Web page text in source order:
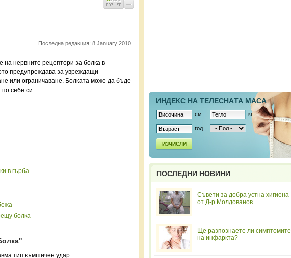
Последна редакция: 8 January 2010
на нервните рецептори за болка в
предупреждава за увреждащи
или ограничаване. Болката може да бъде
себе си.
в гърба
болка
тип къмшичен удар
ИНДЕКС НА ТЕЛЕСНAТА МАСА
см кг.
год.
ИЗЧИСЛИ
ПОСЛЕДНИ НОВИНИ
Съвети за добра устна хигиена
от Д-р Молдованов
Ще разпознаете ли симптомите
на инфаркта?